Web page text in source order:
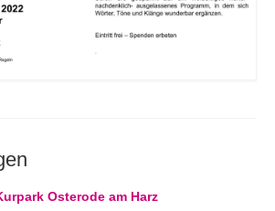
Osterode am Harz